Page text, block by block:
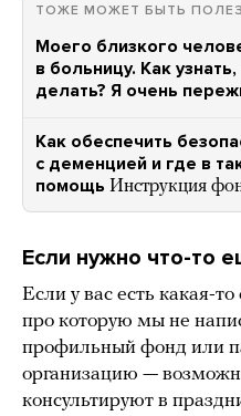
ТОЖЕ МОЖЕТ БЫТЬ
Моего близкого
в больницу. Как
делать? Я очень
Как обеспечить
с деменцией и где в
помощь Инструкция
Если нужно что-то
Если у вас есть какая-
про которую мы не
профильный фонд или
организацию —
консультируют в